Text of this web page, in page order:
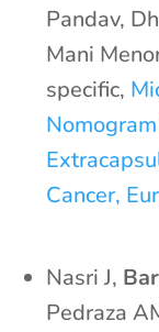
Pandav,
Mani
specific,
Cancer,
Nasri J,
Pedraza